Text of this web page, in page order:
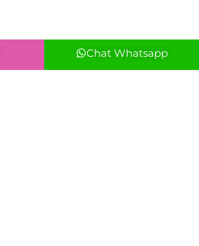
Chat Whatsapp